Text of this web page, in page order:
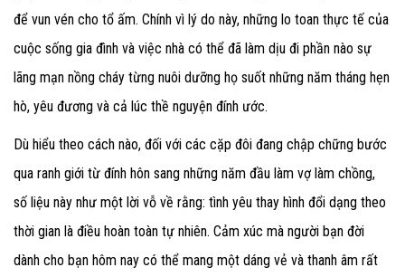
để vun vén cho tổ ấm. Chính vì lý do này, những lo toan thực tế của
cuộc sống gia đình và việc nhà có thể đã làm dịu đi phần nào sự
lãng mạn nồng cháy từng nuôi dưỡng họ suốt những năm tháng hẹn
hò, yêu đương và cả lúc thề nguyện đính ước.
Dù hiểu theo cách nào, đối với các cặp đôi đang chập chững bước
qua ranh giới từ đính hôn sang những năm đầu làm vợ làm chồng,
số liệu này như một lời vỗ về rằng: tình yêu thay hình đổi dạng theo
thời gian là điều hoàn toàn tự nhiên. Cảm xúc mà người bạn đời
dành cho bạn hôm nay có thể mang một dáng vẻ và thanh âm rất